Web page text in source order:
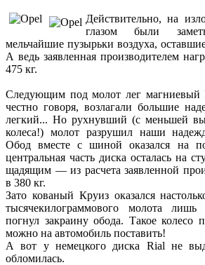
Действительно, на
глазом были
мельчайшие пузырьки воздуха,
А ведь заявленная производителем
475 кг.
Следующим под молот лег
честно говоря, возлагали большие
легкий... Но рухнувший (с меньшей
колеса!) молот разрушил наши
Обод вместе с шиной оказался на
центральная часть диска осталась на
щадящим — из расчета заявленной
в 380 кг.
Зато кованый Круиз оказался
тысячекилограммового молота
погнул закраину обода. Такое колесо
можно на автомобиль поставить!
А вот у немецкого диска Rial не
обломилась.